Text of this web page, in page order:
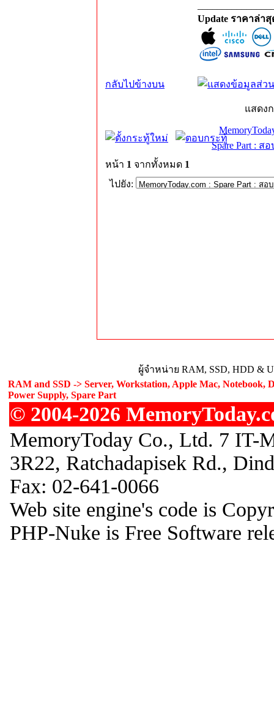
Update ราคาล่า
กลับไปข้างบน
แสดง
Spare Part : ส
หน้า 1 จากทั้งหมด 1
ไปยัง:
ผู้จำหน่าย RAM, SSD, HDD &
RAM and SSD -> Server, Workstation, Apple Mac, Notebook,
Power Supply, Spare Part
© 2004-2026
MemoryToday Co., Ltd. 7 IT-
3R22, Ratchadapisek Rd.,
Fax: 02-641-0066
Web site engine's code is
PHP-Nuke is Free Software